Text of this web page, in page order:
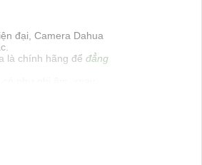
đại, Camera Dahua
là chính hãng để đẳng
trợ, hãy để lại câu hỏi